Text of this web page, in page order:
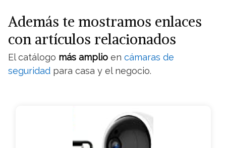
Además te mostramos enlaces
con artículos relacionados
El catálogo más amplio en cámaras de
seguridad para casa y el negocio.